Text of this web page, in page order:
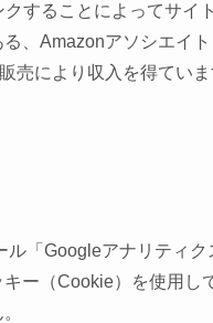
することによってサイ
、Amazonアソシエイト
売により収入を得ていま
「Googleアナリティ
ー（Cookie）を使用し